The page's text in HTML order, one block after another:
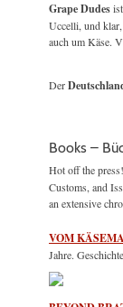
Grape Dudes
Uccelli, und
auch um Käse.
Der
Books –
Hot off the press!
Customs, and
an extensive
VOM
Jahre.